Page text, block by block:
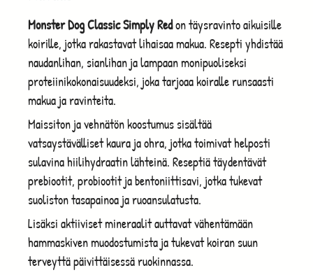
Monster Dog Classic Simply Redon täysravinto aikuisille
koirille, jotka rakastavat lihaisaa makua. Resepti yhdistää
naudanlihan, sianlihan ja lampaan monipuoliseksi
proteiinikokonaisuudeksi, joka tarjoaa koiralle runsaasti
makua ja ravinteita.
Maissiton ja vehnätön koostumus sisältää
vatsaystävälliset kaura ja ohra, jotka toimivat helposti
sulavina hiilihydraatin lähteinä. Reseptiä täydentävät
prebiootit, probiootit ja bentoniittisavi, jotka tukevat
suoliston tasapainoa ja ruoansulatusta.
Lisäksi aktiiviset mineraalit auttavat vähentämään
hammaskiven muodostumista ja tukevat koiran suun
terveyttä päivittäisessä ruokinnassa.